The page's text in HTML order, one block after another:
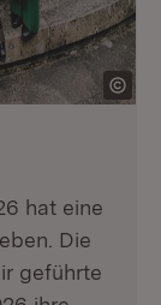
hat eine
Die
geführte